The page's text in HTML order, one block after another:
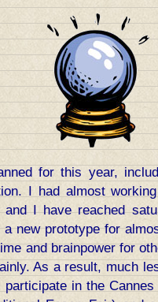
for this year,
I had almost
I have reached
new prototype for
and brainpower for
As a result, much
participate in the